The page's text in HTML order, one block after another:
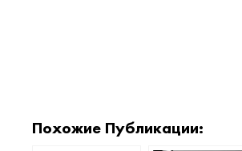
Похожие Публикации: